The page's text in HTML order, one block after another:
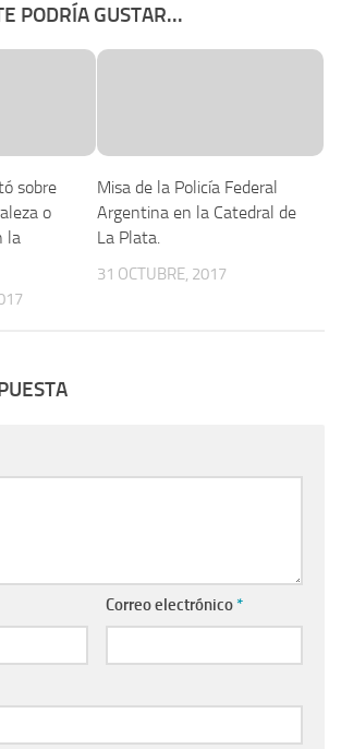
PODRÍA GUSTAR...
sobre
o
la
Misa de la Policía Federal
Argentina en la Catedral de
La Plata.
31 OCTUBRE, 2017
Correo electrónico *